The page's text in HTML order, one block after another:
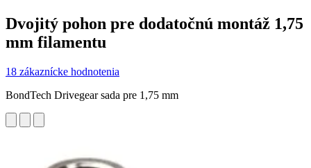
Dvojitý pohon pre dodatočnú montáž 1,75
mm filamentu
18 zákaznícke hodnotenia
BondTech Drivegear sada pre 1,75 mm